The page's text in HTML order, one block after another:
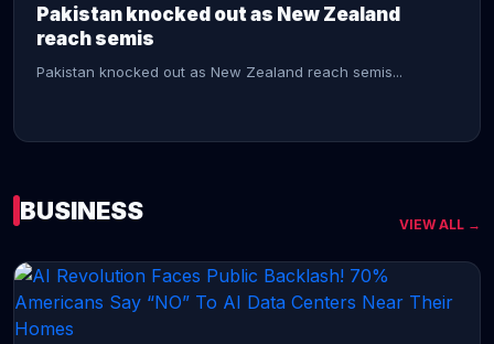
Pakistan knocked out as New Zealand
reach semis
Pakistan knocked out as New Zealand reach semis...
CONTINUE READING →
BUSINESS VIEW ALL →